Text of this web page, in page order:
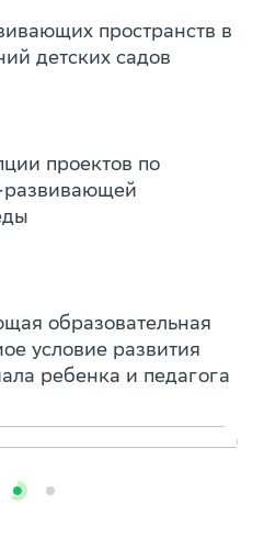
пространств в
детских садов
проектов по
развивающей
образовательная
условие развития
ребенка и педагога
по
«Мой Выбор»
в своих